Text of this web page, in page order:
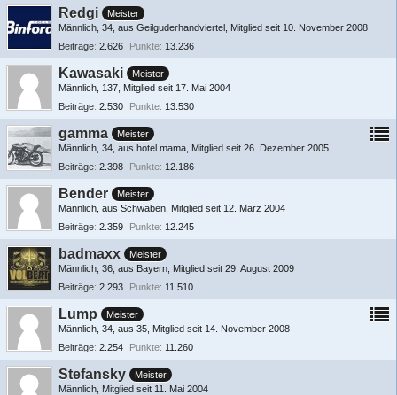
Redgi
Meister
Männlich 34 aus Geilguderhandviertel Mitglied seit 10. November 2008
Beiträge 2.626 Punkte 13.236
Kawasaki
Meister
Männlich 137 Mitglied seit 17. Mai 2004
Beiträge 2.530 Punkte 13.530
gamma
Meister
Männlich 34 aus hotel mama Mitglied seit 26. Dezember 2005
Beiträge 2.398 Punkte 12.186
Bender
Meister
Männlich aus Schwaben Mitglied seit 12. März 2004
Beiträge 2.359 Punkte 12.245
badmaxx
Meister
Männlich 36 aus Bayern Mitglied seit 29. August 2009
Beiträge 2.293 Punkte 11.510
Lump
Meister
Männlich 34 aus 35 Mitglied seit 14. November 2008
Beiträge 2.254 Punkte 11.260
Stefansky
Meister
Männlich Mitglied seit 11. Mai 2004